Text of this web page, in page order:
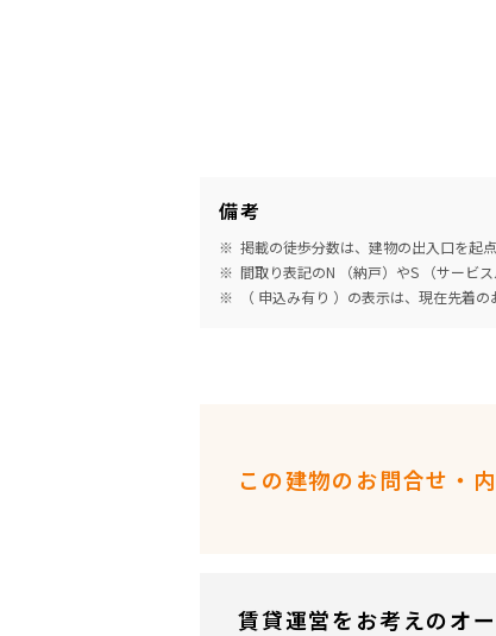
備考
掲載の徒歩分数は、建物の出入口を起
間取り表記のN （納戸）やS （サービ
（ 申込み有り ）の表示は、現在先着
この建物のお問合せ・
賃貸運営をお考えのオ